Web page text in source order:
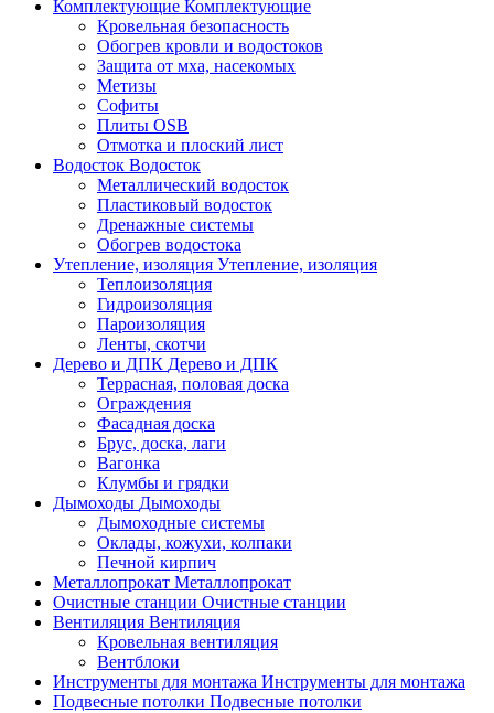
Комплектующие Комплектующие
Кровельная безопасность
Обогрев кровли и водостоков
Защита от мха, насекомых
Метизы
Софиты
Плиты OSB
Отмотка и плоский лист
Водосток Водосток
Металлический водосток
Пластиковый водосток
Дренажные системы
Обогрев водостока
Утепление, изоляция Утепление, изоляция
Теплоизоляция
Гидроизоляция
Пароизоляция
Ленты, скотчи
Дерево и ДПК Дерево и ДПК
Террасная, половая доска
Ограждения
Фасадная доска
Брус, доска, лаги
Вагонка
Клумбы и грядки
Дымоходы Дымоходы
Дымоходные системы
Оклады, кожухи, колпаки
Печной кирпич
Металлопрокат Металлопрокат
Очистные станции Очистные станции
Вентиляция Вентиляция
Кровельная вентиляция
Вентблоки
Инструменты для монтажа Инструменты для монтажа
Подвесные потолки Подвесные потолки